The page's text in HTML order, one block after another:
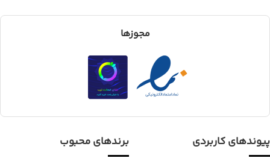
مجوزها
پیوندهای کاربردی برندهای محبوب